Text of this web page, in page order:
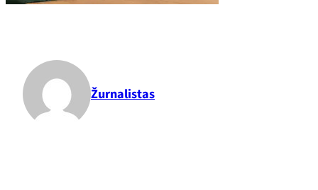
Žurnalistas